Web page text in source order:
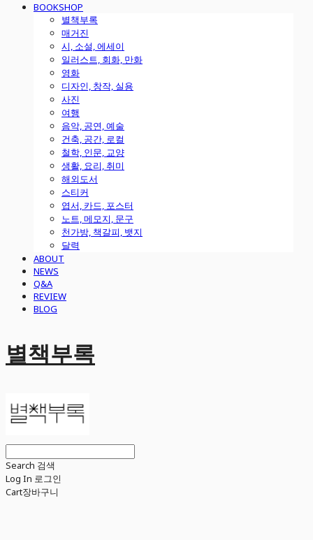
BOOKSHOP
별책부록
매거진
시, 소설, 에세이
일러스트, 회화, 만화
영화
디자인, 창작, 실용
사진
여행
음악, 공연, 예술
건축, 공간, 로컬
철학, 인문, 교양
생활, 요리, 취미
해외도서
스티커
엽서, 카드, 포스터
노트, 메모지, 문구
천가방, 책갈피, 뱃지
달력
ABOUT
NEWS
Q&A
REVIEW
BLOG
별책부록
Search 검색
Log In 로그인
Cart장바구니